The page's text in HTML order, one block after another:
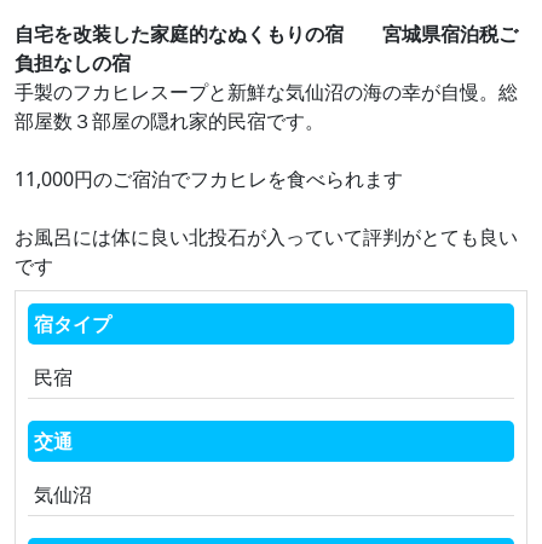
自宅を改装した家庭的なぬくもりの宿 宮城県宿泊税ご
負担なしの宿
手製のフカヒレスープと新鮮な気仙沼の海の幸が自慢。総
部屋数３部屋の隠れ家的民宿です。
11,000円のご宿泊でフカヒレを食べられます
お風呂には体に良い北投石が入っていて評判がとても良い
です
宿タイプ
民宿
交通
気仙沼